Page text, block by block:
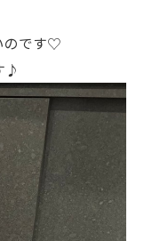
のです♡
♪